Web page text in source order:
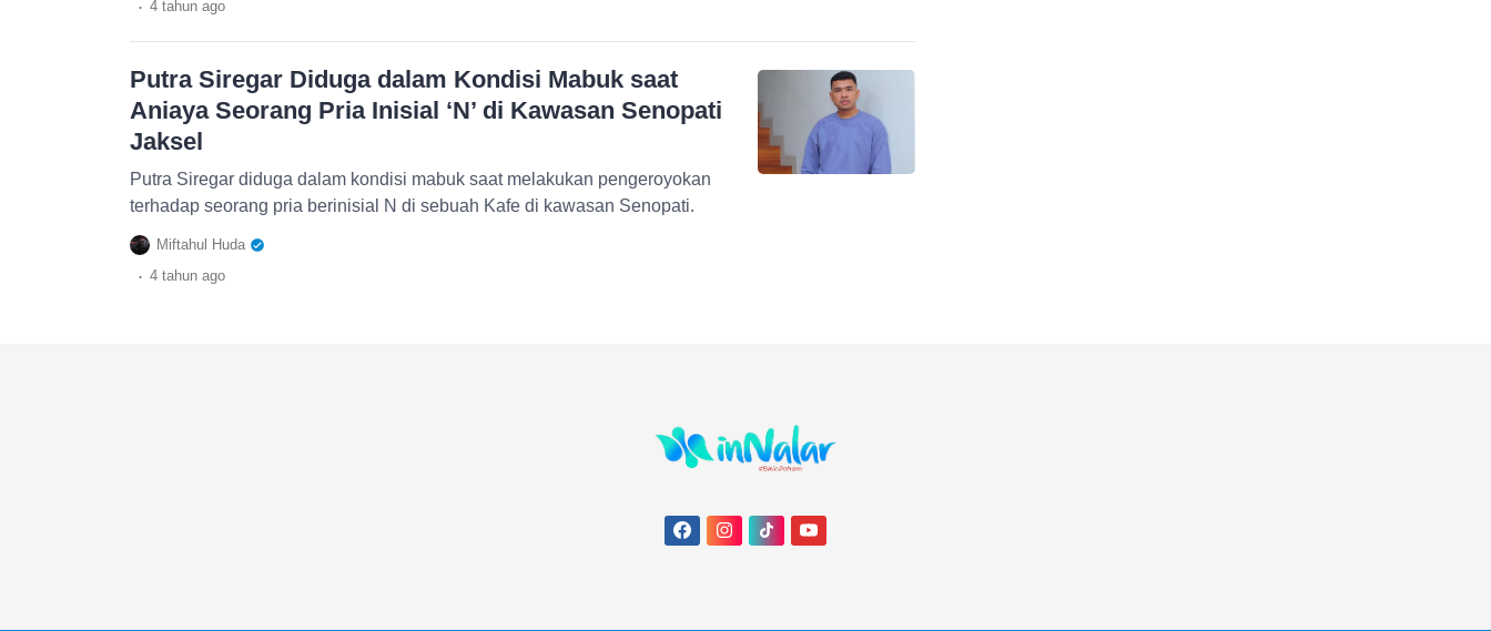
4 tahun ago
Putra Siregar Diduga dalam Kondisi Mabuk saat
Aniaya Seorang Pria Inisial ‘N’ di Kawasan Senopati
Jaksel
Putra Siregar diduga dalam kondisi mabuk saat melakukan pengeroyokan
terhadap seorang pria berinisial N di sebuah Kafe di kawasan Senopati.
Miftahul Huda
. 4 tahun ago